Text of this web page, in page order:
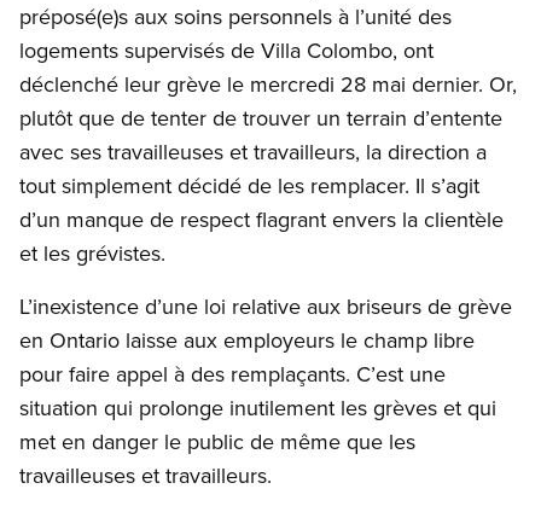
préposé(e)s aux soins personnels à l’unité des
logements supervisés de Villa Colombo, ont
déclenché leur grève le mercredi 28 mai dernier. Or,
plutôt que de tenter de trouver un terrain d’entente
avec ses travailleuses et travailleurs, la direction a
tout simplement décidé de les remplacer. Il s’agit
d’un manque de respect flagrant envers la clientèle
et les grévistes.
L’inexistence d’une loi relative aux briseurs de grève
en Ontario laisse aux employeurs le champ libre
pour faire appel à des remplaçants. C’est une
situation qui prolonge inutilement les grèves et qui
met en danger le public de même que les
travailleuses et travailleurs.